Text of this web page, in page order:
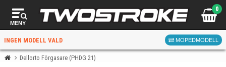
MENY
0
INGEN MODELL VALD MOPEDMODELL
Dellorto Förgasare (PHDG 21)